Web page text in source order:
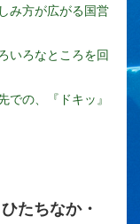
み方が広がる国営
いろなところを回
の、『ドキッ』
たちなか・